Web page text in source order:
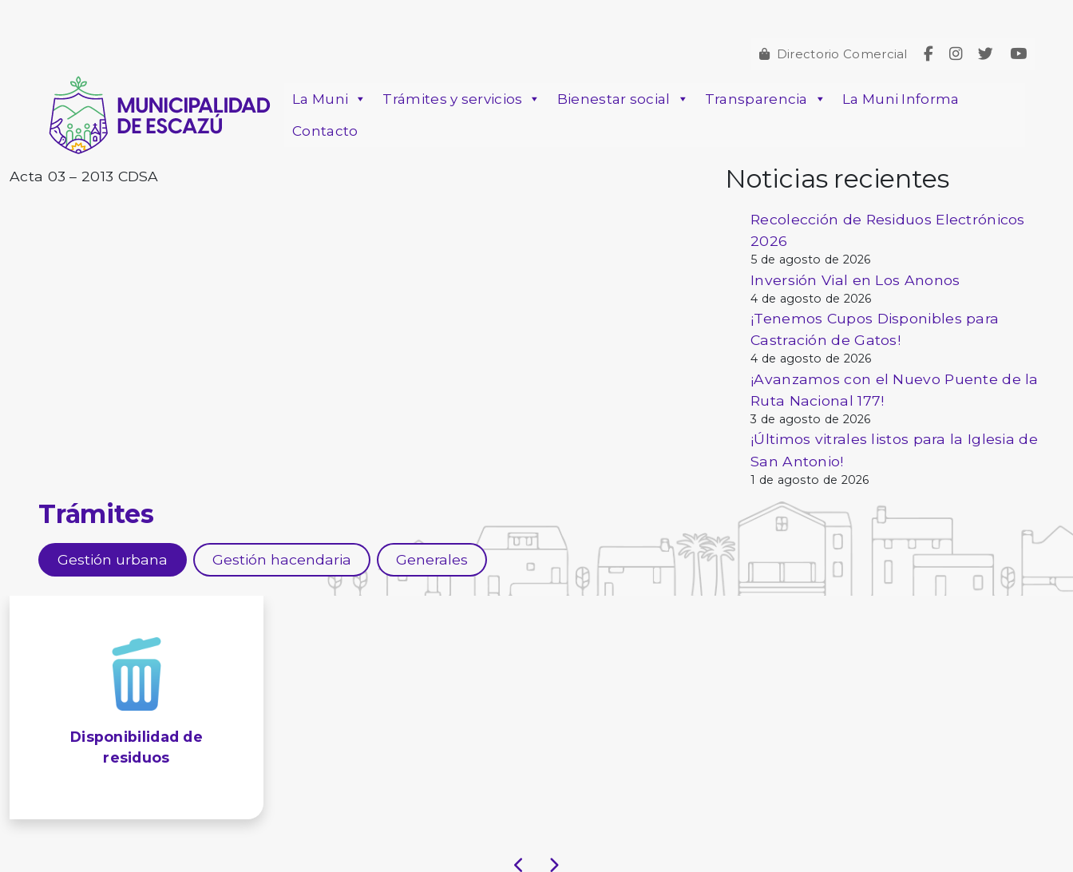
Directorio Comercial
La Muni Trámites y servicios Bienestar social Transparencia
La Muni Informa
Contacto
Acta 03 – 2013 CDSA Noticias recientes
Recolección de Residuos Electrónicos
2026
5 de agosto de 2026
Inversión Vial en Los Anonos
4 de agosto de 2026
¡Tenemos Cupos Disponibles para
Castración de Gatos!
4 de agosto de 2026
¡Avanzamos con el Nuevo Puente de la
Ruta Nacional 177!
3 de agosto de 2026
¡Últimos vitrales listos para la Iglesia de
San Antonio!
1 de agosto de 2026
Trámites
Gestión urbana Gestión hacendaria Generales
Disponibilidad de
residuos